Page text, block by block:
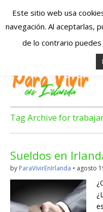
Irlanda
Irlanda
en
Irlanda
Blog dedicado a los que
Irlanda!
Tag Archive for
Sueldos en
by ParaVivirEnIrlanda • agosto
Este sitio web usa
navegación. Al aceptarlas,
de lo contrario